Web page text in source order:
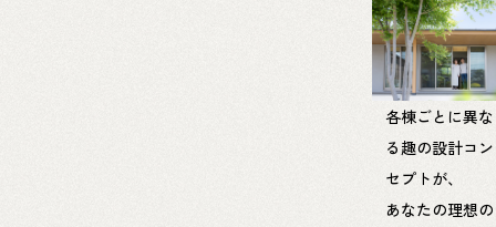
各棟ごとに異な
る趣の設計コン
セプトが、
あなたの理想の